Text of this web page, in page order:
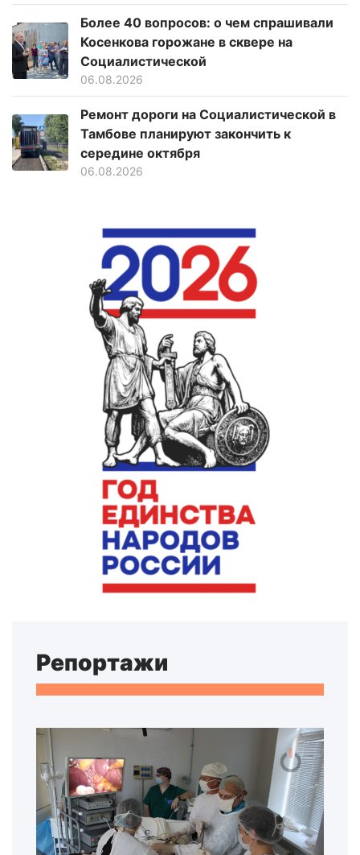
Более 40 вопросов: о чем спрашивали
Косенкова горожане в сквере на
Социалистической
06.08.2026
Ремонт дороги на Социалистической в
Тамбове планируют закончить к
середине октября
06.08.2026
Репортажи